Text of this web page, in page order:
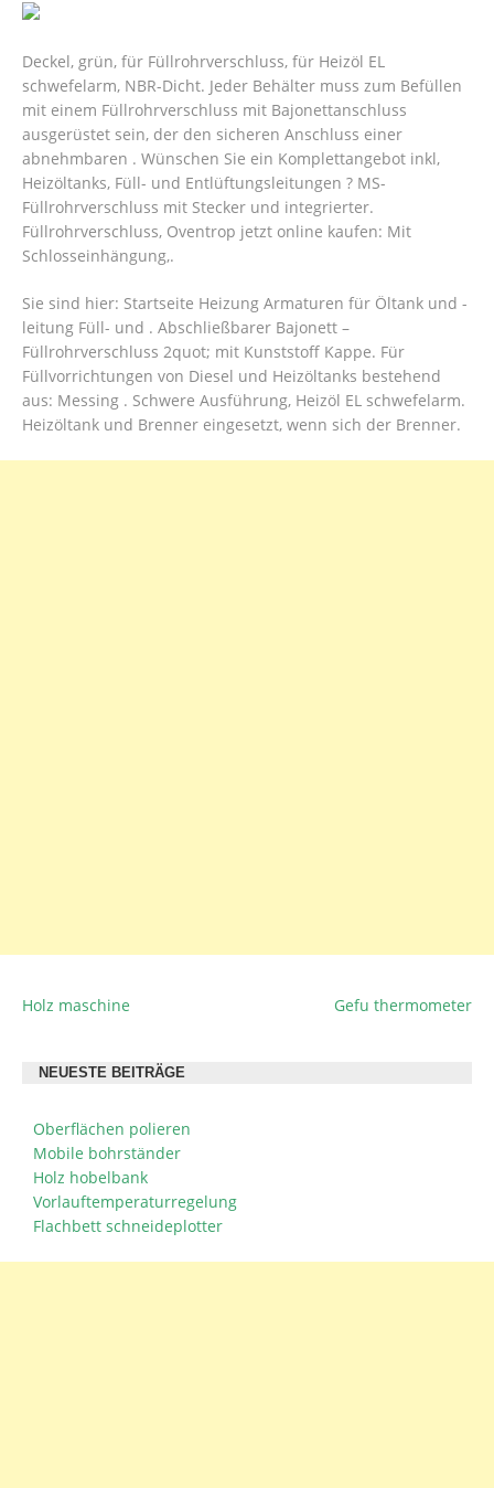
Deckel, grün, für Füllrohrverschluss, für Heizöl EL
schwefelarm, NBR-Dicht. Jeder Behälter muss zum Befüllen
mit einem Füllrohrverschluss mit Bajonettanschluss
ausgerüstet sein, der den sicheren Anschluss einer
abnehmbaren . Wünschen Sie ein Komplettangebot inkl,
Heizöltanks, Füll- und Entlüftungsleitungen ? MS-
Füllrohrverschluss mit Stecker und integrierter.
Füllrohrverschluss, Oventrop jetzt online kaufen: Mit
Schlosseinhängung,.
Sie sind hier: Startseite Heizung Armaturen für Öltank und -
leitung Füll- und . Abschließbarer Bajonett –
Füllrohrverschluss 2quot; mit Kunststoff Kappe. Für
Füllvorrichtungen von Diesel und Heizöltanks bestehend
aus: Messing . Schwere Ausführung, Heizöl EL schwefelarm.
Heizöltank und Brenner eingesetzt, wenn sich der Brenner.
BEITRAGSNAVIGATION
Holz maschine Gefu thermometer
NEUESTE BEITRÄGE
Oberflächen polieren
Mobile bohrständer
Holz hobelbank
Vorlauftemperaturregelung
Flachbett schneideplotter